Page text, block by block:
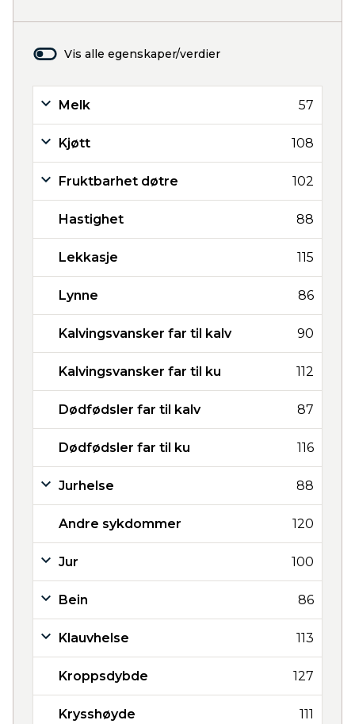
Vis alle egenskaper/verdier
Melk 57
Kjøtt 108
Fruktbarhet døtre 102
Hastighet 88
Lekkasje 115
Lynne 86
Kalvingsvansker far til kalv 90
Kalvingsvansker far til ku 112
Dødfødsler far til kalv 87
Dødfødsler far til ku 116
Jurhelse 88
Andre sykdommer 120
Jur 100
Bein 86
Klauvhelse 113
Kroppsdybde 127
Krysshøyde 111